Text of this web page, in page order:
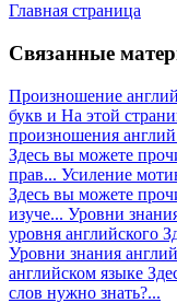
Главная страница
Связанные
Произношение
букв и На этой
произношения
Здесь вы можете
прав... Усиление
Здесь вы можете
изуче... Уровни
уровня английского
Уровни знания
английском языке
слов нужно знать?...